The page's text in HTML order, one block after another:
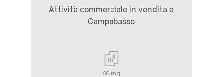
Attività commerciale in vendita a
Campobasso
60 mq